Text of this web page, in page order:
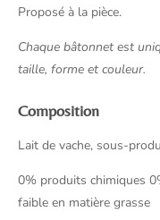
Proposé à la pièce.
Chaque bâtonnet est
taille, forme et couleur.
Composition
Lait de vache, sous-
0% produits chimiques
faible en matière grasse